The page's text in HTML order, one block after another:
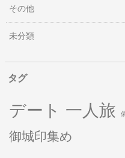
その他
未分類
タグ
デート 一人旅
御城印集め